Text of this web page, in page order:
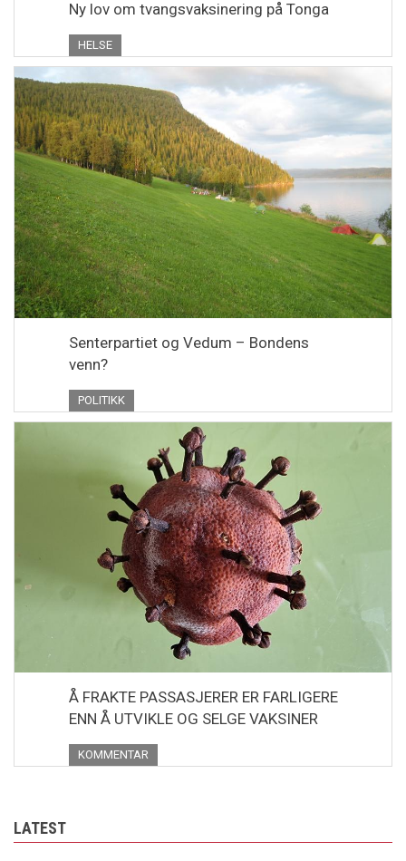
Ny lov om tvangsvaksinering på Tonga
HELSE
Senterpartiet og Vedum – Bondens
venn?
POLITIKK
Å FRAKTE PASSASJERER ER FARLIGERE
ENN Å UTVIKLE OG SELGE VAKSINER
KOMMENTAR
LATEST